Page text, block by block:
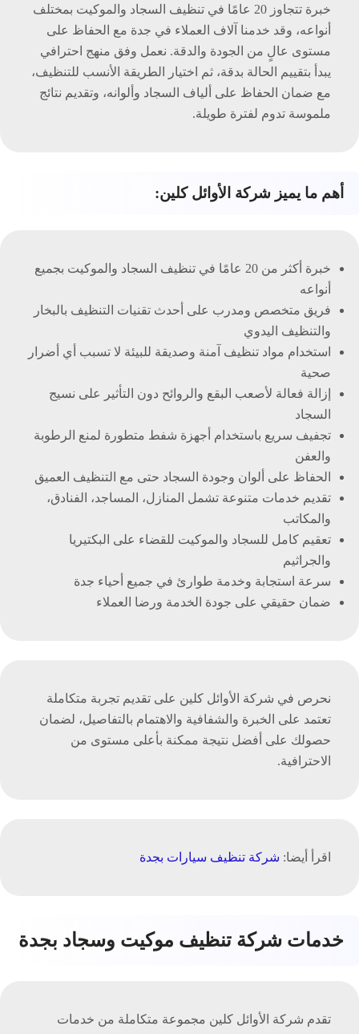
خبرة تتجاوز 20 عامًا في تنظيف السجاد والموكيت بمختلف
أنواعه، وقد خدمنا آلاف العملاء في جدة مع الحفاظ على
مستوى عالٍ من الجودة والدقة. نعمل وفق منهج احترافي
يبدأ بتقييم الحالة بدقة، ثم اختيار الطريقة الأنسب للتنظيف،
مع ضمان الحفاظ على ألياف السجاد وألوانه، وتقديم نتائج
ملموسة تدوم لفترة طويلة.
أهم ما يميز شركة الأوائل كلين:
خبرة أكثر من 20 عامًا في تنظيف السجاد والموكيت بجميع
أنواعه
فريق متخصص ومدرب على أحدث تقنيات التنظيف بالبخار
والتنظيف اليدوي
استخدام مواد تنظيف آمنة وصديقة للبيئة لا تسبب أي أضرار
صحية
إزالة فعالة لأصعب البقع والروائح دون التأثير على نسيج
السجاد
تجفيف سريع باستخدام أجهزة شفط متطورة لمنع الرطوبة
والعفن
الحفاظ على ألوان وجودة السجاد حتى مع التنظيف العميق
تقديم خدمات متنوعة تشمل المنازل، المساجد، الفنادق،
والمكاتب
تعقيم كامل للسجاد والموكيت للقضاء على البكتيريا
والجراثيم
سرعة استجابة وخدمة طوارئ في جميع أحياء جدة
ضمان حقيقي على جودة الخدمة ورضا العملاء
نحرص في شركة الأوائل كلين على تقديم تجربة متكاملة
تعتمد على الخبرة والشفافية والاهتمام بالتفاصيل، لضمان
حصولك على أفضل نتيجة ممكنة بأعلى مستوى من
الاحترافية.
اقرأ أيضا: شركة تنظيف سيارات بجدة
خدمات شركة تنظيف موكيت وسجاد بجدة
تقدم شركة الأوائل كلين مجموعة متكاملة من خدمات